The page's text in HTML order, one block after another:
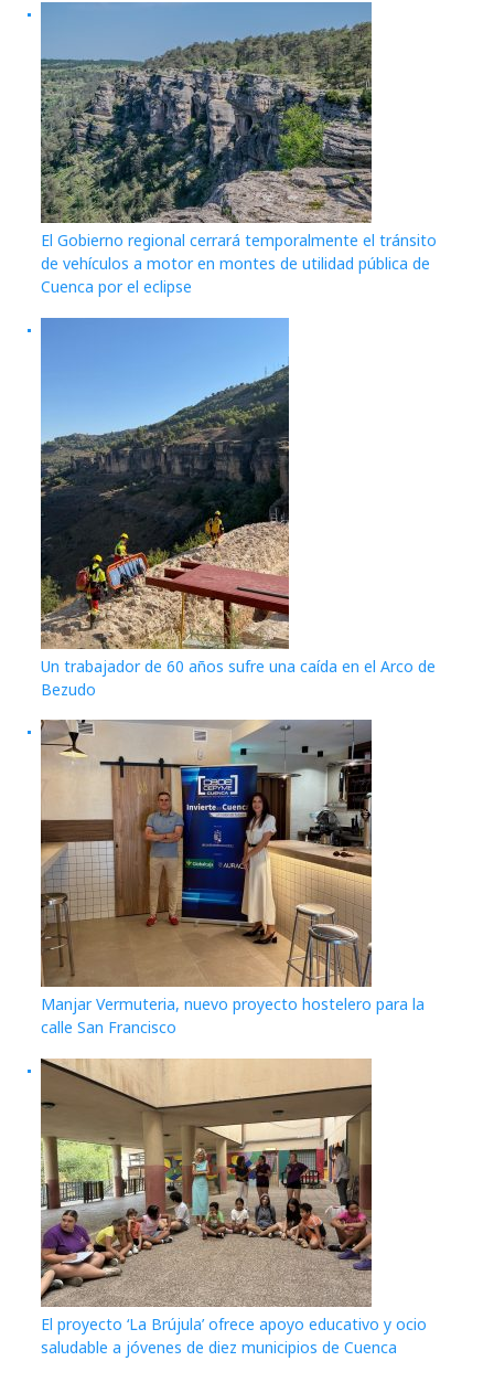
El Gobierno regional cerrará temporalmente el tránsito
de vehículos a motor en montes de utilidad pública de
Cuenca por el eclipse
Un trabajador de 60 años sufre una caída en el Arco de
Bezudo
Manjar Vermuteria, nuevo proyecto hostelero para la
calle San Francisco
El proyecto ‘La Brújula’ ofrece apoyo educativo y ocio
saludable a jóvenes de diez municipios de Cuenca